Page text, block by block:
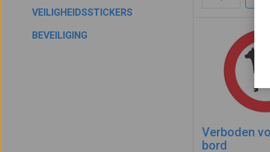
VEILIGHEIDSSTICKERS
BEVEILIGING
Verboden
bord